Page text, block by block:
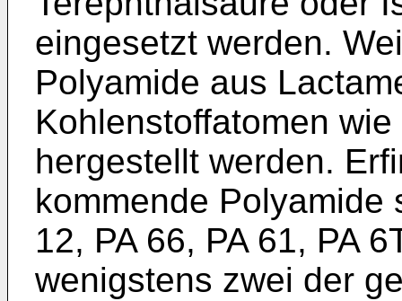
eingesetzt werden.
Polyamide aus
Kohlenstoffatomen
hergestellt werden.
kommende Polyamide
12, PA 66, PA 61, PA
wenigstens zwei der